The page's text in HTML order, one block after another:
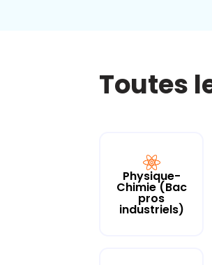
Toutes
Physique-
Chimie (Bac
pros
industriels)